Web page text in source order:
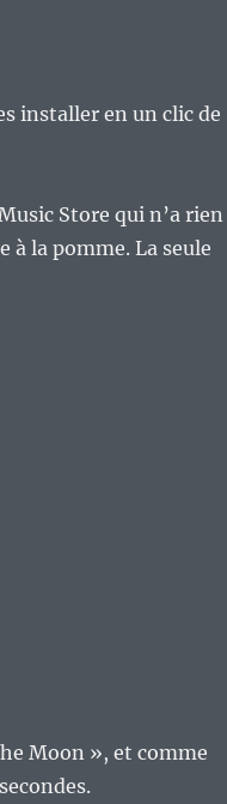
installer en un clic de
Store qui n’a rien
à la pomme. La seule
Moon », et comme